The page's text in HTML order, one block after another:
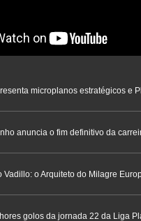
microplanos estratégicos e
de Arbitragem
anuncia o fim definitivo da
em conferência histórica na
Vadillo: o Arquiteto do Milagre
Documentário
golos da jornada 22 da Liga